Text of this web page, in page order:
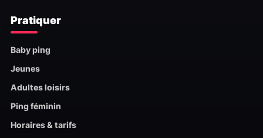
Pratiquer
Baby ping
Jeunes
Adultes loisirs
Ping féminin
Horaires & tarifs